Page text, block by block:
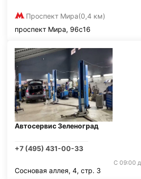
Проспект Мира(0,4 км)
проспект Мира, 96с16
Автосервис Зеленоград
+7 (495) 431-00-33
С 09:00
Сосновая аллея, 4, стр. 3